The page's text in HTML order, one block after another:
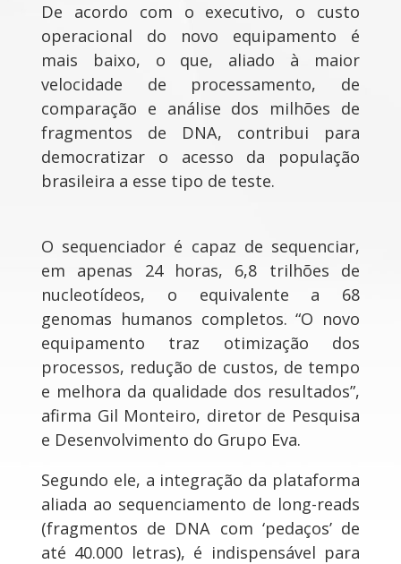
De acordo com o executivo, o custo
operacional do novo equipamento é
mais baixo, o que, aliado à maior
velocidade de processamento, de
comparação e análise dos milhões de
fragmentos de DNA, contribui para
democratizar o acesso da população
brasileira a esse tipo de teste.
O sequenciador é capaz de sequenciar,
em apenas 24 horas, 6,8 trilhões de
nucleotídeos, o equivalente a 68
genomas humanos completos. “O novo
equipamento traz otimização dos
processos, redução de custos, de tempo
e melhora da qualidade dos resultados”,
afirma Gil Monteiro, diretor de Pesquisa
e Desenvolvimento do Grupo Eva.
Segundo ele, a integração da plataforma
aliada ao sequenciamento de long-reads
(fragmentos de DNA com ‘pedaços’ de
até 40.000 letras), é indispensável para